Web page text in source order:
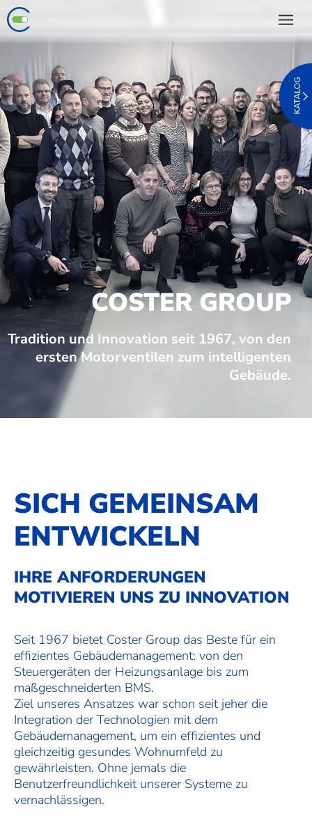
COSTER GROUP
Tradition und Innovation seit 1967, von den
ersten Motorventilen zum intelligenten
Gebäude.
SICH GEMEINSAM
ENTWICKELN
IHRE ANFORDERUNGEN
MOTIVIEREN UNS ZU INNOVATION
Seit 1967 bietet Coster Group das Beste für ein
effizientes Gebäudemanagement: von den
Steuergeräten der Heizungsanlage bis zum
maßgeschneiderten BMS.
Ziel unseres Ansatzes war schon seit jeher die
Integration der Technologien mit dem
Gebäudemanagement, um ein effizientes und
gleichzeitig gesundes Wohnumfeld zu
gewährleisten. Ohne jemals die
Benutzerfreundlichkeit unserer Systeme zu
vernachlässigen.